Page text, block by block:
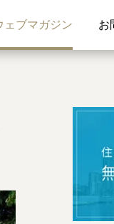
ェブマガジン お